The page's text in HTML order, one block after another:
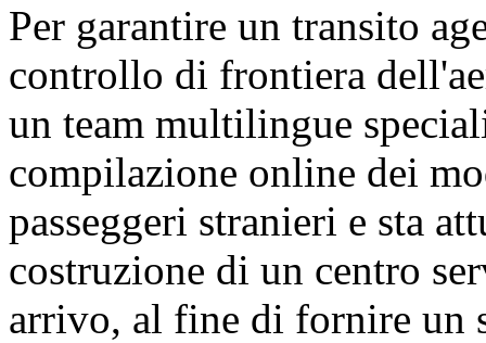
Per garantire un transito
controllo di frontiera
un team multilingue
compilazione online dei
passeggeri stranieri e sta
costruzione di un centro
arrivo, al fine di fornire un